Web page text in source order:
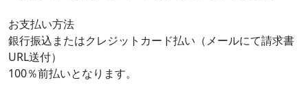
お支払い方法
銀行振込またはクレジットカード払い（メールにて請求書
URL送付）
100％前払いとなります。